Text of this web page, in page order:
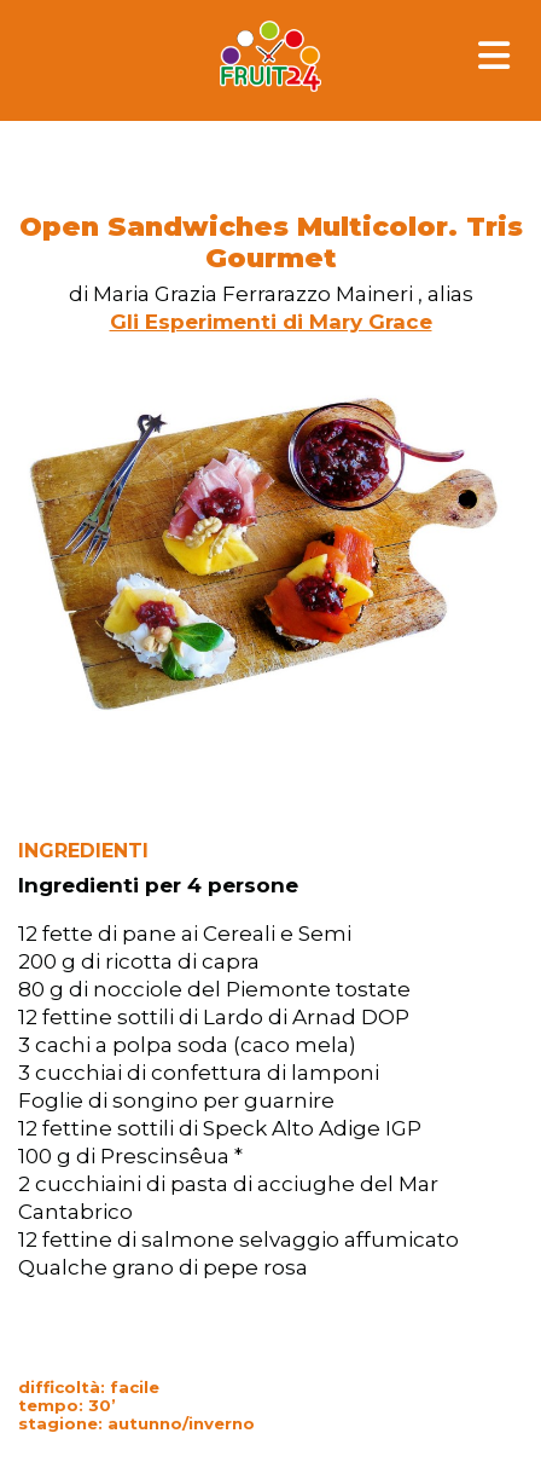
Open Sandwiches Multicolor. Tris
Gourmet
di Maria Grazia Ferrarazzo Maineri , alias
Gli Esperimenti di Mary Grace
INGREDIENTI
Ingredienti per 4 persone
12 fette di pane ai Cereali e Semi
200 g di ricotta di capra
80 g di nocciole del Piemonte tostate
12 fettine sottili di Lardo di Arnad DOP
3 cachi a polpa soda (caco mela)
3 cucchiai di confettura di lamponi
Foglie di songino per guarnire
12 fettine sottili di Speck Alto Adige IGP
100 g di Prescinsêua *
2 cucchiaini di pasta di acciughe del Mar
Cantabrico
12 fettine di salmone selvaggio affumicato
Qualche grano di pepe rosa
difficoltà: facile
tempo: 30’
stagione: autunno/inverno